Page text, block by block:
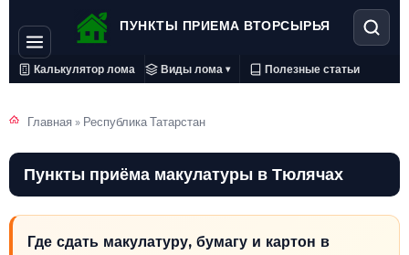
ПУНКТЫ ПРИЕМА ВТОРСЫРЬЯ
Калькулятор лома Виды лома ▾ Полезные статьи
Главная » Республика Татарстан
Пункты приёма макулатуры в Тюлячах
Где сдать макулатуру, бумагу и картон в